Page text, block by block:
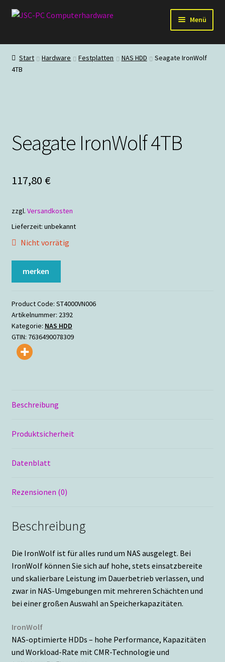
Zur
Zum
Menü
Hardware
PC-Systeme
Start Hardware Festplatten NAS HDD
Seagate IronWolf
4TB
Seagate IronWolf 4TB
117,80 €
zzgl. Versandkosten
Lieferzeit: unbekannt
Nicht vorrätig
merken
Product Code: ST4000VN006
Artikelnummer: 2392
Kategorie: NAS HDD
GTIN: 7636490078309
Beschreibung
Produktsicherheit
Datenblatt
Rezensionen (0)
Beschreibung
Die IronWolf ist für alles rund um NAS ausgelegt. Bei
IronWolf können Sie sich auf hohe, stets einsatzbereite
und skalierbare Leistung im Dauerbetrieb verlassen, und
zwar in NAS-Umgebungen mit mehreren Schächten und
bei einer großen Auswahl an Speicherkapazitäten.
IronWolf
NAS-optimierte HDDs – hohe Performance, Kapazitäten
und Workload-Rate mit CMR-Technologie und